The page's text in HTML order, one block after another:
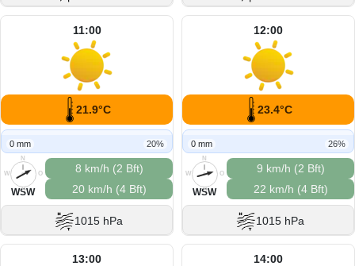
11:00
21.9°C
0 mm 20%
N
O
S
W
WSW
8 km/h (2 Bft)
20 km/h (4 Bft)
1015 hPa
12:00
23.4°C
0 mm 26%
N
O
S
W
WSW
9 km/h (2 Bft)
22 km/h (4 Bft)
1015 hPa
13:00 14:00